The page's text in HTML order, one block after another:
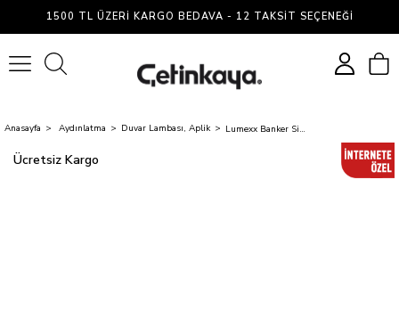
1500 TL ÜZERI KARGO BEDAVA - 12 TAKSIT SEÇENEĞI
Anasayfa Aydınlatma Duvar Lambası, Aplik Lumexx Banker Siyah Aplik
Ücretsiz Kargo